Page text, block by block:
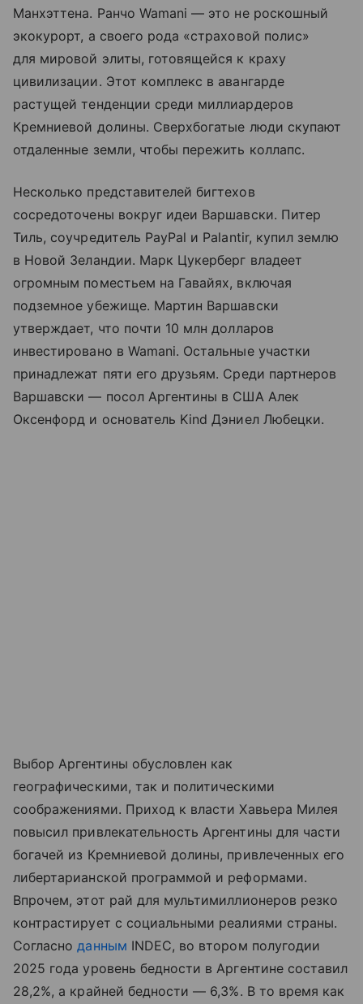
Манхэттена. Ранчо Wamani — это не роскошный
экокурорт, а своего рода «страховой полис»
для мировой элиты, готовящейся к краху
цивилизации. Этот комплекс в авангарде
растущей тенденции среди миллиардеров
Кремниевой долины. Сверхбогатые люди скупают
отдаленные земли, чтобы пережить коллапс.
Несколько представителей бигтехов
сосредоточены вокруг идеи Варшавски. Питер
Тиль, соучредитель PayPal и Palantir, купил землю
в Новой Зеландии. Марк Цукерберг владеет
огромным поместьем на Гавайях, включая
подземное убежище. Мартин Варшавски
утверждает, что почти 10 млн долларов
инвестировано в Wamani. Остальные участки
принадлежат пяти его друзьям. Среди партнеров
Варшавски — посол Аргентины в США Алек
Оксенфорд и основатель Kind Дэниел Любецки.
Выбор Аргентины обусловлен как
географическими, так и политическими
соображениями. Приход к власти Хавьера Милея
повысил привлекательность Аргентины для части
богачей из Кремниевой долины, привлеченных его
либертарианской программой и реформами.
Впрочем, этот рай для мультимиллионеров резко
контрастирует с социальными реалиями страны.
Согласноданным INDEC, во втором полугодии
2025 года уровень бедности в Аргентине составил
28,2%, а крайней бедности — 6,3%. В то время как